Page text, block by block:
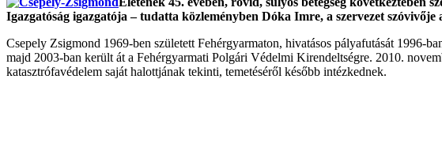
Igazgatóság igazgatója – tudatta közleményben Dóka Imre, a szervezet
Csepely Zsigmond 1969-ben született Fehérgyarmaton, hivatásos pályafutását 1996-
majd 2003-ban került át a Fehérgyarmati Polgári Védelmi Kirendeltségre. 2010.
katasztrófavédelem saját halottjának tekinti, temetéséről később intézkednek.